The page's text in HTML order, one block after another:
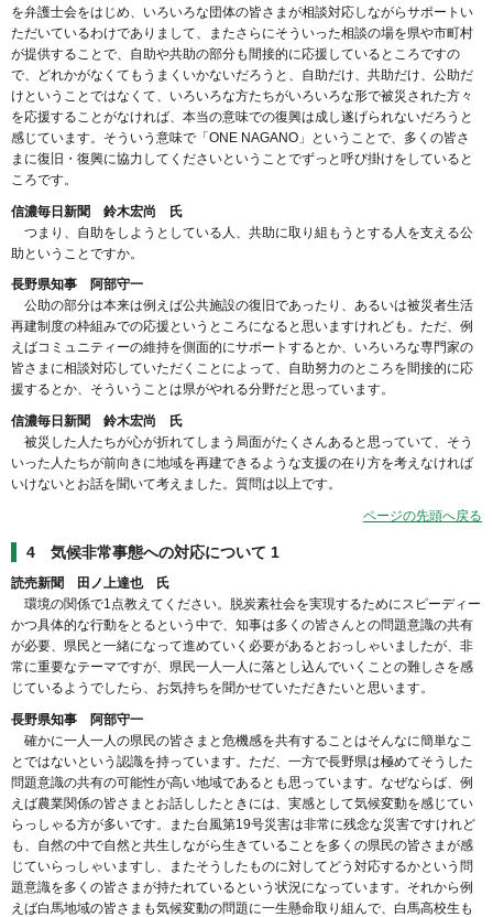
を弁護士会をはじめ、いろいろな団体の皆さまが相談対応しながらサポートい
ただいているわけでありまして、またさらにそういった相談の場を県や市町村
が提供することで、自助や共助の部分も間接的に応援しているところですの
で、どれかがなくてもうまくいかないだろうと、自助だけ、共助だけ、公助だ
けということではなくて、いろいろな方たちがいろいろな形で被災された方々
を応援することがなければ、本当の意味での復興は成し遂げられないだろうと
感じています。そういう意味で「ONE NAGANO」ということで、多くの皆さ
まに復旧・復興に協力してくださいということでずっと呼び掛けをしていると
ころです。
信濃毎日新聞 鈴木宏尚 氏
つまり、自助をしようとしている人、共助に取り組もうとする人を支える公
助ということですか。
長野県知事 阿部守一
公助の部分は本来は例えば公共施設の復旧であったり、あるいは被災者生活
再建制度の枠組みでの応援というところになると思いますけれども。ただ、例
えばコミュニティーの維持を側面的にサポートするとか、いろいろな専門家の
皆さまに相談対応していただくことによって、自助努力のところを間接的に応
援するとか、そういうことは県がやれる分野だと思っています。
信濃毎日新聞 鈴木宏尚 氏
被災した人たちが心が折れてしまう局面がたくさんあると思っていて、そう
いった人たちが前向きに地域を再建できるような支援の在り方を考えなければ
いけないとお話を聞いて考えました。質問は以上です。
ページの先頭へ戻る
4 気候非常事態への対応について 1
読売新聞 田ノ上達也 氏
環境の関係で1点教えてください。脱炭素社会を実現するためにスピーディー
かつ具体的な行動をとるという中で、知事は多くの皆さんとの問題意識の共有
が必要、県民と一緒になって進めていく必要があるとおっしゃいましたが、非
常に重要なテーマですが、県民一人一人に落とし込んでいくことの難しさを感
じているようでしたら、お気持ちを聞かせていただきたいと思います。
長野県知事 阿部守一
確かに一人一人の県民の皆さまと危機感を共有することはそんなに簡単なこ
とではないという認識を持っています。ただ、一方で長野県は極めてそうした
問題意識の共有の可能性が高い地域であるとも思っています。なぜならば、例
えば農業関係の皆さまとお話ししたときには、実感として気候変動を感じてい
らっしゃる方が多いです。また台風第19号災害は非常に残念な災害ですけれど
も、自然の中で自然と共生しながら生きていることを多くの県民の皆さまが感
じていらっしゃいますし、またそうしたものに対してどう対応するかという問
題意識を多くの皆さまが持たれているという状況になっています。それから例
えば白馬地域の皆さまも気候変動の問題に一生懸命取り組んで、白馬高校生も